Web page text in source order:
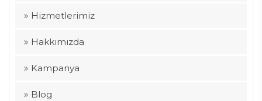
Hizmetlerimiz
Hakkımızda
Kampanya
Blog